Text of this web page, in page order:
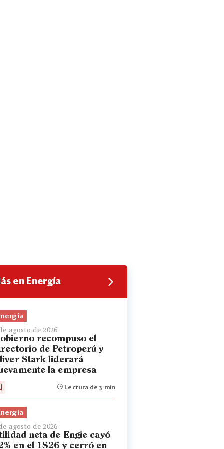
en Energía
agosto de 2026
recompuso el
de Petroperú y
Stark liderará
la empresa
Lectura de 3 min
agosto de 2026
neta de Engie cayó
en el 1S26 y cerró en